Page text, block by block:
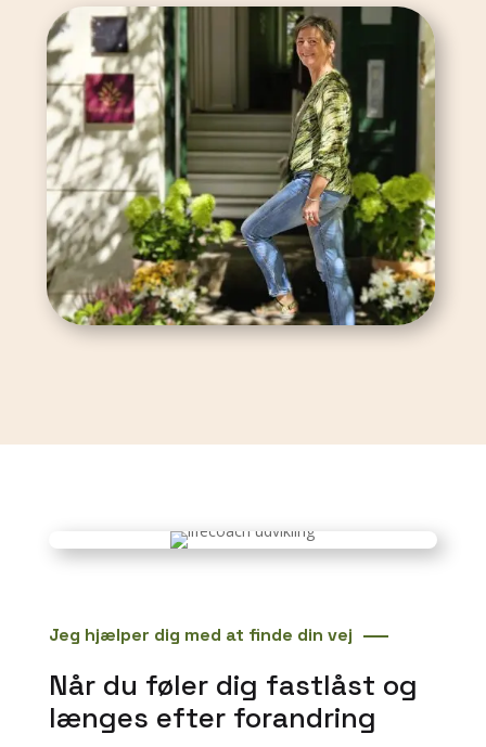
Jeg hjælper dig med at finde din vej
Når du føler dig fastlåst og
længes efter forandring